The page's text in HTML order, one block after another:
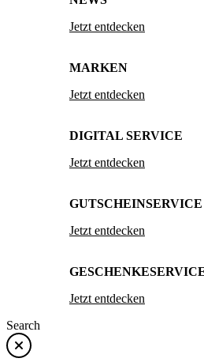
Jetzt entdecken
MARKEN
Jetzt entdecken
DIGITAL SERVICE
Jetzt entdecken
GUTSCHEINSERVICE
Jetzt entdecken
Jetzt entdecken
Search